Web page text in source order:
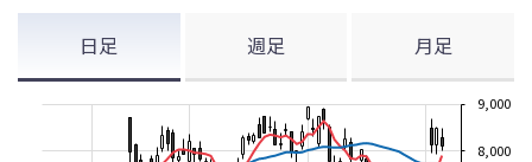
日足 週足 月足
8,000
9,000